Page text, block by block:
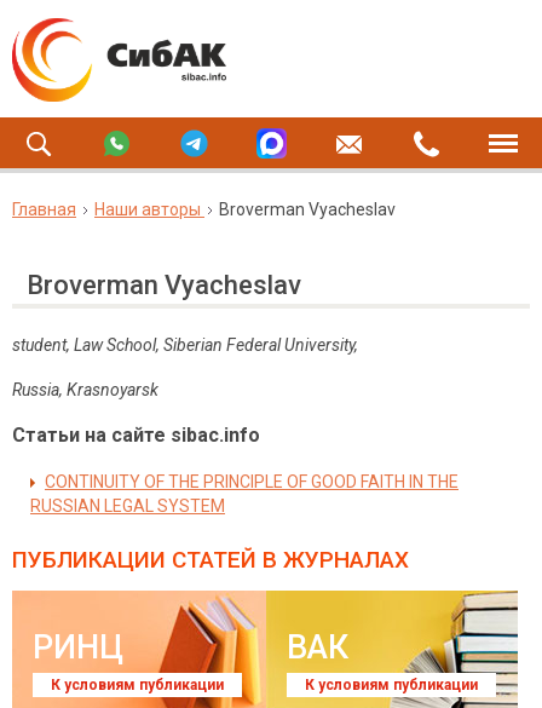
Главная Наши авторы Broverman Vyacheslav
Broverman Vyacheslav
student, Law School, Siberian Federal University,
Russia, Krasnoyarsk
Статьи на сайте sibac.info
CONTINUITY OF THE PRINCIPLE OF GOOD FAITH IN THE
RUSSIAN LEGAL SYSTEM
ПУБЛИКАЦИИ СТАТЕЙ В ЖУРНАЛАХ
РИНЦ
К условиям публикации
ВАК
К условиям публикации